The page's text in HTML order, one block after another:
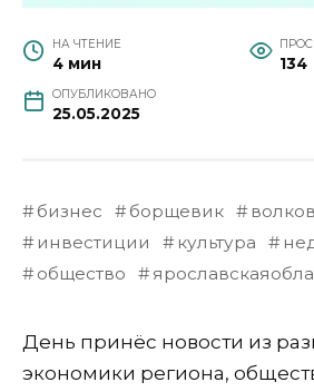
НА ЧТЕНИЕ
4 мин 134
ОПУБЛИКОВАНО
25.05.2025
бизнес борщевик
инвестиции
культура
общество
День принёс новости из
экономики региона,